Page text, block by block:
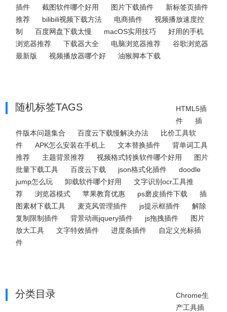
插件
截图软件哪个好用 图片下载插件
新标签页插件
推荐
bilibili视频下载方法 电商插件
视频播放速度控
制
百度网盘下载太慢 macOS实用技巧
好用的手机
浏览器推荐
下载器大全 电脑浏览器推荐
谷歌浏览器
最新版
视频播放器哪个好 油猴脚本下载
随机标签TAGS
HTML5插
件
插
件版本问题集合
百度云下载慢解决办法
比价工具软
件
APK怎么安装在手机上 文本替换插件
背单词工具
推荐
主题背景推荐 视频格式转换软件哪个好用
图片
批量下载工具
百度云下载 json格式化插件
doodle
jump怎么玩
卸载软件哪个好用
文字识别ocr工具推
荐
浏览器模式 苹果教育优惠 ps磨皮插件下载
插
图素材下载工具
麦克风管理插件 js提示框插件
解除
复制限制插件
背景动画jquery插件 js拖拽插件
图片
放大工具
文字特效插件 进度条插件
自定义光标插
件
分类目录
Chrome生
产工具插